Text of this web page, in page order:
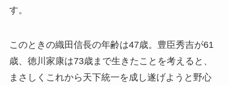
す。
このときの織田信長の年齢は47歳。豊臣秀吉が61
歳、徳川家康は73歳まで生きたことを考えると、
まさしくこれから天下統一を成し遂げようと野心